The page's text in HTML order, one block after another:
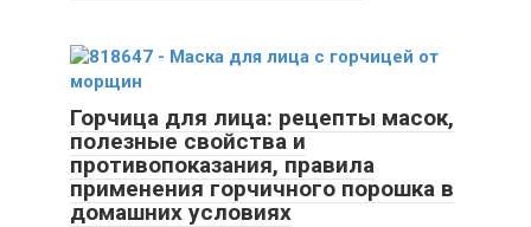
Горчица для лица: рецепты масок,
полезные свойства и
противопоказания, правила
применения горчичного порошка в
домашних условиях